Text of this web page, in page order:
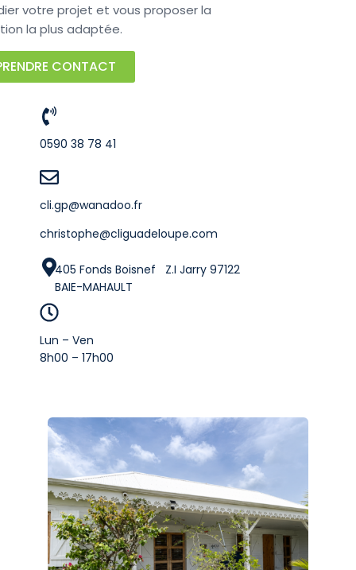
votre projet et vous proposer la
la plus adaptée.
CONTACT
0590 38 78 41
cli.gp@wanadoo.fr
christophe@cliguadeloupe.com
405 Fonds Boisnef Z.I Jarry 97122
BAIE-MAHAULT
Lun – Ven
8h00 – 17h00